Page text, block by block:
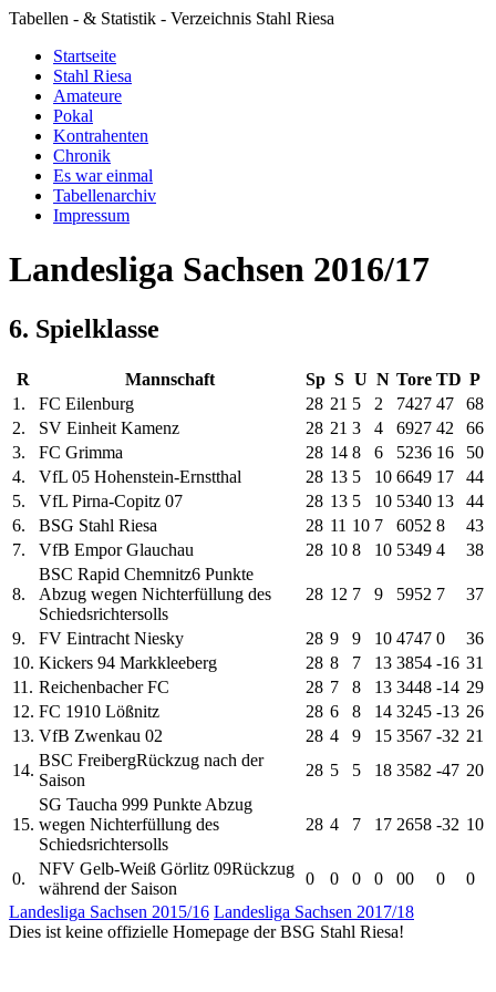
Tabellen - & Statistik - Verzeichnis Stahl Riesa
Startseite
Stahl Riesa
Amateure
Pokal
Kontrahenten
Chronik
Es war einmal
Tabellenarchiv
Impressum
Landesliga Sachsen 2016/17
6. Spielklasse
R Mannschaft Sp S U N Tore TD P
1.
FC Eilenburg 28 21 5 2 7427 47
68
2.
SV Einheit Kamenz 28 21 3 4 6927 42
66
3.
FC Grimma 28 14 8 6 5236 16
50
4.
VfL 05 Hohenstein-Ernstthal 28 13 5 10 6649 17
44
5.
VfL Pirna-Copitz 07 28 13 5 10 5340 13
44
6.
BSG Stahl Riesa 28 11 10 7 6052 8
43
7.
VfB Empor Glauchau 28 10 8 10 5349 4 38
8.
BSC Rapid Chemnitz6 Punkte
Abzug wegen Nichterfüllung des
Schiedsrichtersolls
28 12 7 9 5952 7 37
9. FV Eintracht Niesky 28 9 9 10 4747 0
36
10. Kickers 94 Markkleeberg 28 8 7 13 3854 -16 31
11. Reichenbacher FC 28 7 8 13 3448 -14 29
12. FC 1910 Lößnitz 28 6 8 14 3245 -13 26
13. VfB Zwenkau 02 28 4 9 15 3567 -32 21
14.
BSC FreibergRückzug nach der
Saison
28 5 5 18 3582 -47 20
15.
SG Taucha 999 Punkte Abzug
wegen Nichterfüllung des
Schiedsrichtersolls
28 4 7 17 2658 -32 10
0.
NFV Gelb-Weiß Görlitz 09Rückzug
während der Saison
0 0 0 0 00 0
0
Landesliga Sachsen 2015/16 Landesliga Sachsen 2017/18
Dies ist keine offizielle Homepage der BSG Stahl Riesa!